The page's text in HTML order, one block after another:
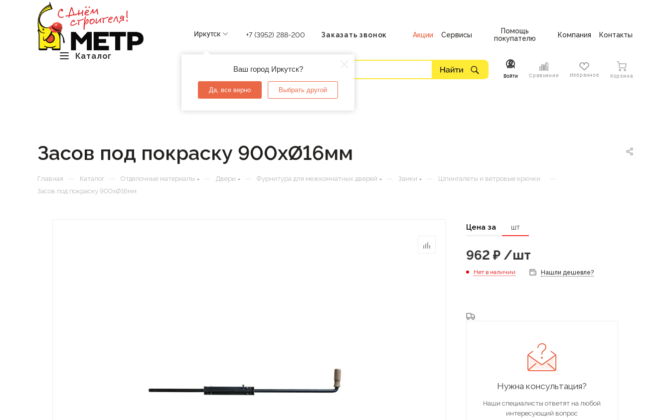
Каталог
Иркутск
Ваш город Иркутск?
Да, все верно Выбрать другой
+7 (3952) 288-200 Заказать звонок Акции Сервисы
Помощь
покупателю
Компания Контакты
Войти Сравнение Избранное Корзина
Засов под покраску 900хØ16мм
Главная — Каталог — Отделочные материалы — Двери — Фурнитура для межкомнатных дверей — Замки — Шпингалеты и ветровые крючки —
Засов под покраску 900хØ16мм
Цена за шт
962 ₽/шт
Нет в наличии Нашли дешевле?
Нужна консультация?
Наши специалисты ответят на любой
интересующий вопрос